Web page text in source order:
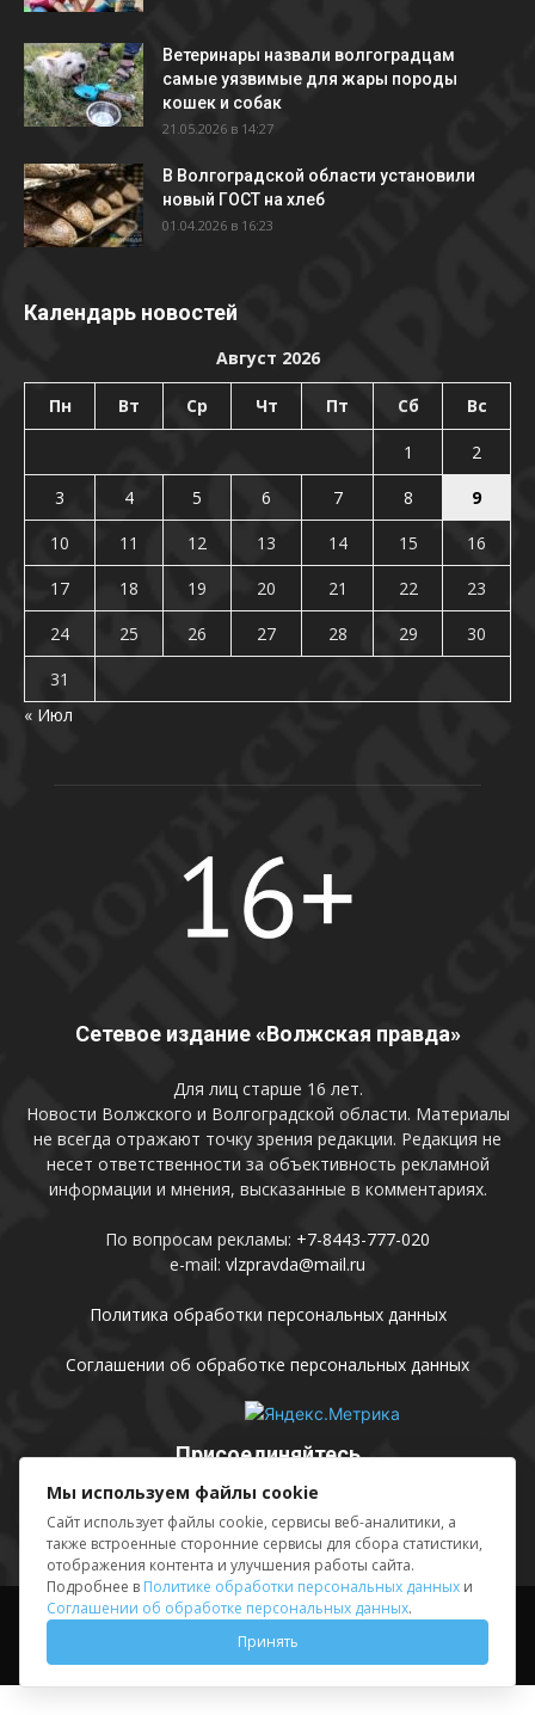
Ветеринары назвали волгоградцам
самые уязвимые для жары породы
кошек и собак
21.05.2026 в 14:27
В Волгоградской области установили
новый ГОСТ на хлеб
01.04.2026 в 16:23
Календарь новостей
Август 2026
Пн Вт Ср Чт Пт Сб Вс
1
2
3
4 5 6 7 8
9
10
11 12 13 14 15
16
17
18 19 20 21 22
23
24
25 26 27 28 29
30
31
« Июл
Сетевое издание «Волжская правда»
Для лиц старше 16 лет.
Новости Волжского и Волгоградской области. Материалы
не всегда отражают точку зрения редакции. Редакция не
несет ответственности за объективность рекламной
информации и мнения, высказанные в комментариях.
По вопросам рекламы: +7-8443-777-020
e-mail: vlzpravda@mail.ru
Политика обработки персональных данных
Соглашении об обработке персональных данных
Присоединяйтесь
Выходные данные Sing in
© АМУ «Редакция газеты «Волжская правда», 2012-2026
Мы используем файлы cookie
Сайт использует файлы cookie, сервисы веб-аналитики, а
также встроенные сторонние сервисы для сбора статистики,
отображения контента и улучшения работы сайта.
Подробнее в Политике обработки персональных данных и
Соглашении об обработке персональных данных.
Принять